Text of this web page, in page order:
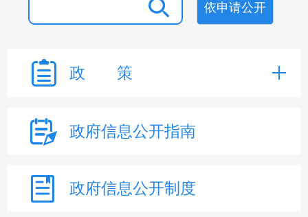
依申请公开
政 策
政府信息公开指南
政府信息公开制度